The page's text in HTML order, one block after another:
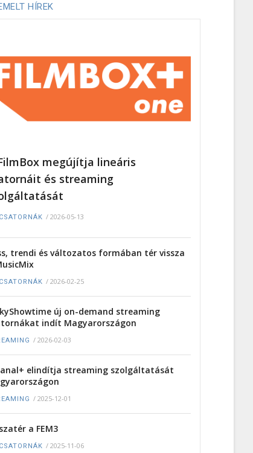
HÍREK
megújítja lineáris
és streaming
/ 2026-05-13
trendi és változatos formában tér vissza
/ 2026-02-25
új on-demand streaming
indít Magyarországon
/ 2026-02-03
elindítja streaming szolgáltatását
/ 2025-12-01
a FEM3
/ 2025-11-06